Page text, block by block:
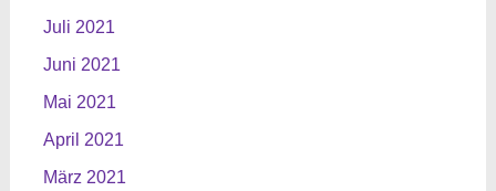
Juli 2021
Juni 2021
Mai 2021
April 2021
März 2021